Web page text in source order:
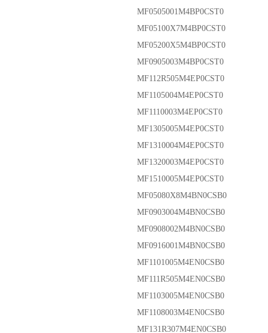
MF0505001M4BP0CST0
MF05100X7M4BP0CST0
MF05200X5M4BP0CST0
MF0905003M4BP0CST0
MF112R505M4EP0CST0
MF1105004M4EP0CST0
MF1110003M4EP0CST0
MF1305005M4EP0CST0
MF1310004M4EP0CST0
MF1320003M4EP0CST0
MF1510005M4EP0CST0
MF05080X8M4BN0CSB0
MF0903004M4BN0CSB0
MF0908002M4BN0CSB0
MF0916001M4BN0CSB0
MF1101005M4EN0CSB0
MF111R505M4EN0CSB0
MF1103005M4EN0CSB0
MF1108003M4EN0CSB0
MF131R307M4EN0CSB0